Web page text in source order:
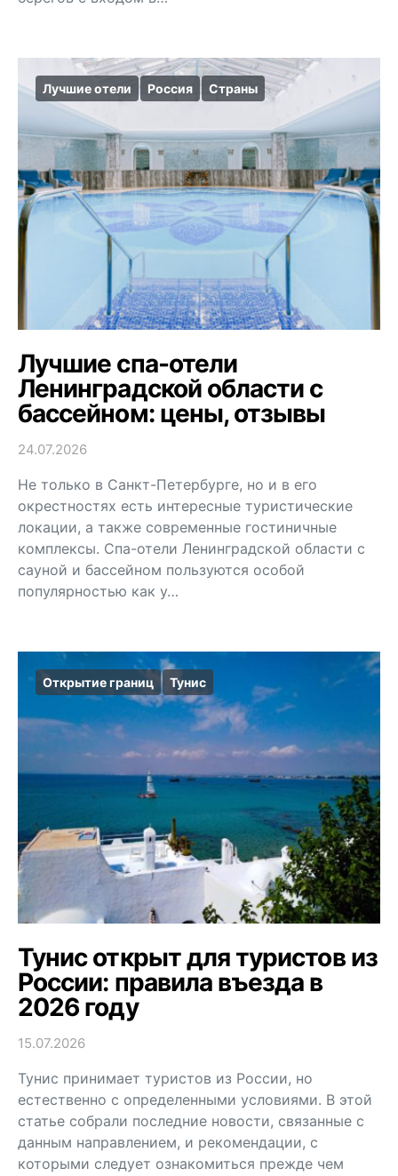
Лучшие отели Россия Страны
Лучшие спа-отели
Ленинградской области с
бассейном: цены, отзывы
24.07.2026
Не только в Санкт-Петербурге, но и в его
окрестностях есть интересные туристические
локации, а также современные гостиничные
комплексы. Спа-отели Ленинградской области с
сауной и бассейном пользуются особой
популярностью как у…
Открытие границ Тунис
Тунис открыт для туристов из
России: правила въезда в
2026 году
15.07.2026
Тунис принимает туристов из России, но
естественно с определенными условиями. В этой
статье собрали последние новости, связанные с
данным направлением, и рекомендации, с
которыми следует ознакомиться прежде чем